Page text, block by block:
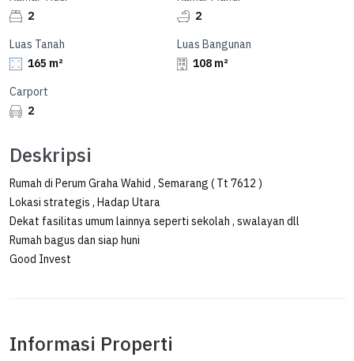
2
2
Luas Tanah
165 m²
Luas Bangunan
108 m²
Carport
2
Deskripsi
Rumah di Perum Graha Wahid , Semarang ( Tt 7612 )
Lokasi strategis , Hadap Utara
Dekat fasilitas umum lainnya seperti sekolah , swalayan dll
Rumah bagus dan siap huni
Good Invest
Informasi Properti